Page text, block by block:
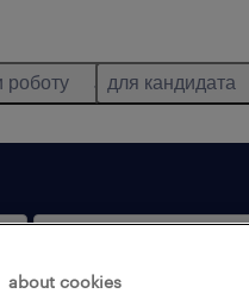
роботу для кандидата
about cookies